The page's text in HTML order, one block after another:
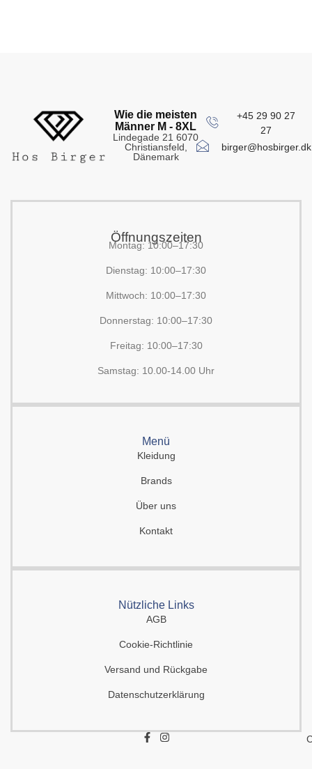
Wie die meisten
Männer M - 8XL
Lindegade 21 6070
Christiansfeld,
Dänemark
+45 29 90 27
27
birger@hosbirger.dk
Öffnungszeiten
Montag: 10:00–17:30
Dienstag: 10:00–17:30
Mittwoch: 10:00–17:30
Donnerstag: 10:00–17:30
Freitag: 10:00–17:30
Samstag: 10.00-14.00 Uhr
Menü
Kleidung
Brands
Über uns
Kontakt
Nützliche Links
AGB
Cookie-Richtlinie
Versand und Rückgabe
Datenschutzerklärung
F
I